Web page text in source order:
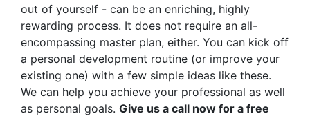
out of yourself - can be an enriching, highly
rewarding process. It does not require an all-
encompassing master plan, either. You can kick off
a personal development routine (or improve your
existing one) with a few simple ideas like these.
We can help you achieve your professional as well
as personal goals. Give us a call now for a free